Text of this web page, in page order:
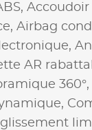
Accoudoir
Airbag
AR
360°,